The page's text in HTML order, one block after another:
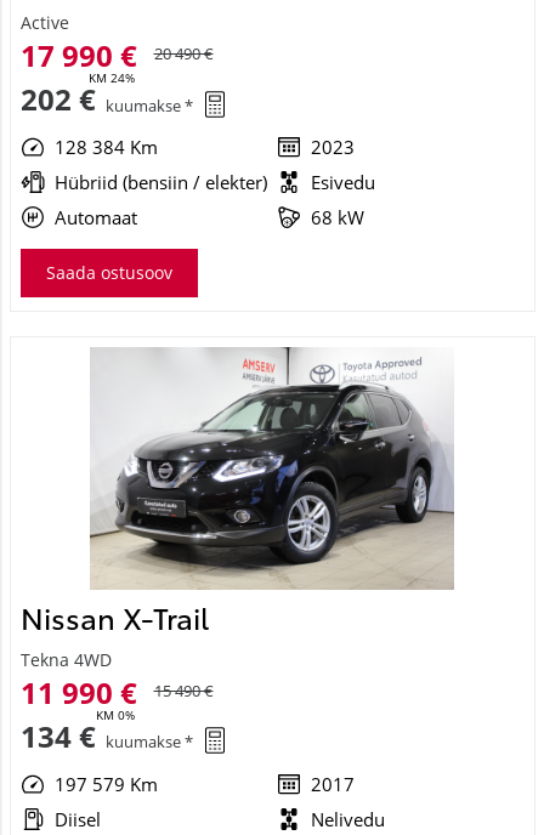
17 990 €
202 € kuumakse *
128 384 Km
Hübriid (bensiin / elekter)
Esivedu
Automaat
68 kW
Saada ostusoov
Nissan X-Trail
Tekna 4WD
11 990 €
KM 0%
134 € kuumakse *
197 579 Km
Diisel
Nelivedu
Automaat
130 kW